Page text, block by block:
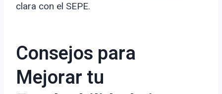
clara con el SEPE.
Consejos para
Mejorar tu